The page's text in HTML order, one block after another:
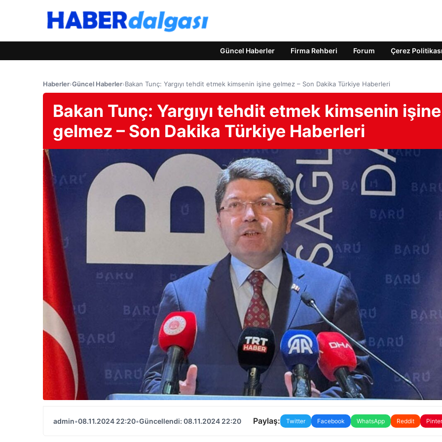
Güncel Haberler Firma Rehberi Forum Çerez Politikası
Haberler›Güncel Haberler›Bakan Tunç: Yargıyı tehdit etmek kimsenin işine gelmez – Son Dakika Türkiye Haberleri
Bakan Tunç: Yargıyı tehdit etmek kimsenin işine
gelmez – Son Dakika Türkiye Haberleri
admin•08.11.2024 22:20•Güncellendi: 08.11.2024 22:20 Paylaş: Twitter Facebook WhatsApp Reddit